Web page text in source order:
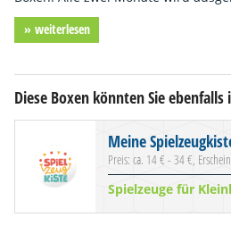
» weiterlesen
Diese Boxen könnten Sie
Meine
Preis: ca. 14 € - 34 €,
Spielzeuge für